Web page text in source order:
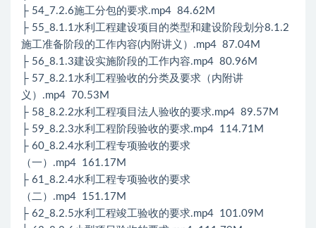
├ 54_7.2.6施工分包的要求.mp4 84.62M
├ 55_8.1.1水利工程建设项目的类型和建设阶段划分8.1.2
施工准备阶段的工作内容(内附讲义）.mp4 87.04M
├ 56_8.1.3建设实施阶段的工作内容.mp4 80.96M
├ 57_8.2.1水利工程验收的分类及要求（内附讲
义）.mp4 70.53M
├ 58_8.2.2水利工程项目法人验收的要求.mp4 89.57M
├ 59_8.2.3水利工程阶段验收的要求.mp4 114.71M
├ 60_8.2.4水利工程专项验收的要求
（一）.mp4 161.17M
├ 61_8.2.4水利工程专项验收的要求
（二）.mp4 151.17M
├ 62_8.2.5水利工程竣工验收的要求.mp4 101.09M